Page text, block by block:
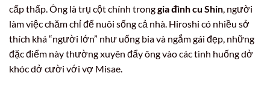
cấp thấp. Ông là trụ cột chính tronggia đình cu Shin , người
làm việc chăm chỉ để nuôi sống cả nhà. Hiroshi có nhiều sở
thích khá “người lớn” như uống bia và ngắm gái đẹp, những
đặc điểm này thường xuyên đẩy ông vào các tình huống dở
khóc dở cười với vợ Misae.